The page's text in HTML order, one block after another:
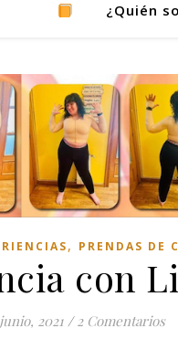
¿Quién
, PRENDAS DE
con
2021 / 2 Comentarios